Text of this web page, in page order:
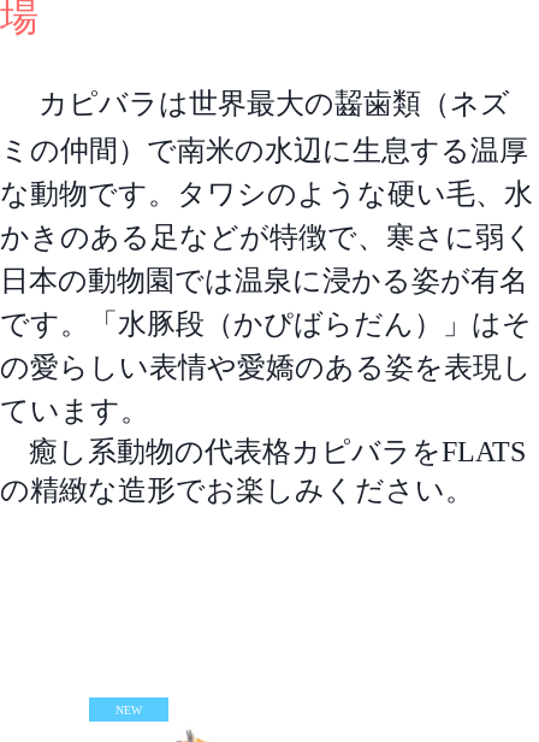
場
カピバラは世界最大の齧歯類（ネズ
ミの仲間）で南米の水辺に生息する温厚
な動物です。タワシのような硬い毛、水
かきのある足などが特徴で、寒さに弱く
日本の動物園では温泉に浸かる姿が有名
です。「水豚段（かぴばらだん）」はそ
の愛らしい表情や愛嬌のある姿を表現し
ています。
癒し系動物の代表格カピバラをFLATS
の精緻な造形でお楽しみください。